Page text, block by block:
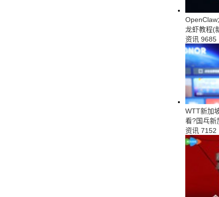
龙虾教程(
资讯 9685
WTT新加
看?国乓新
资讯 7152